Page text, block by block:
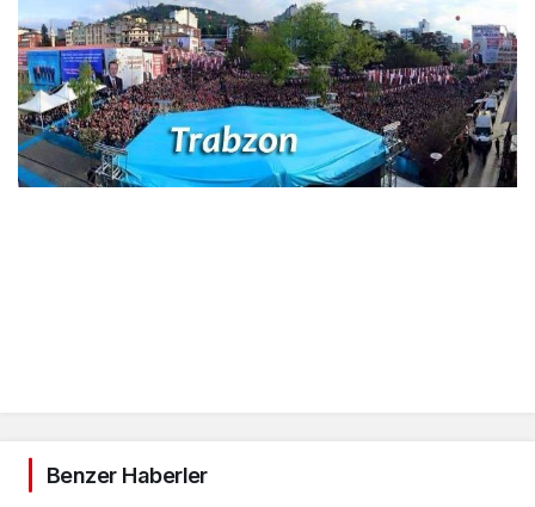
Benzer Haberler